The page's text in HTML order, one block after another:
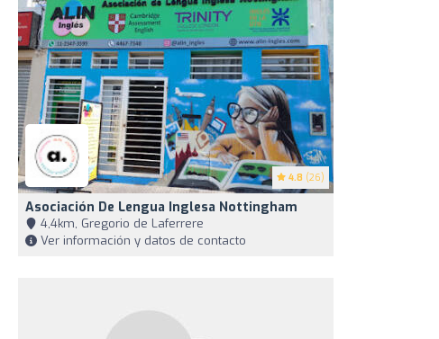
4.8 (26)
Asociación De Lengua Inglesa Nottingham
4,4km, Gregorio de Laferrere
Ver información y datos de contacto